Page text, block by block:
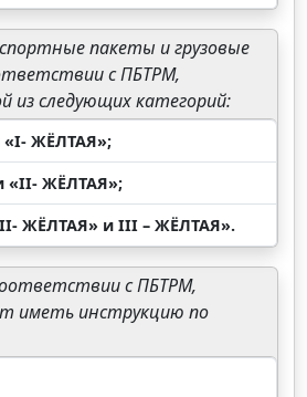
пакеты и грузовые
с ПБТРМ,
из следующих категорий:
«I- ЖЁЛТАЯ»;
«II- ЖЁЛТАЯ»;
ЖЁЛТАЯ» и III – ЖЁЛТАЯ».
с ПБТРМ,
иметь инструкцию по